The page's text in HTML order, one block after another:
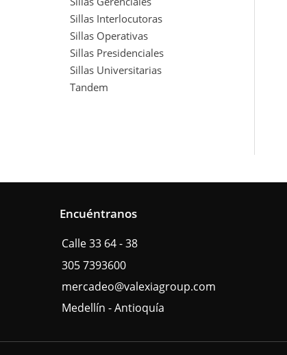
Sillas Interlocutoras
Sillas Operativas
Sillas Presidenciales
Sillas Universitarias
Tandem
Encuéntranos
Calle 33 64 - 38
305 7393600
mercadeo@valexiagroup.com
Medellín - Antioquía